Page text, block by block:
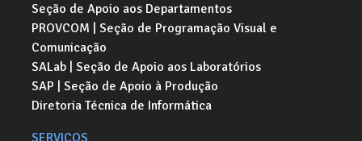
Seção de Apoio aos Departamentos
PROVCOM | Seção de Programação Visual e
Comunicação
SALab | Seção de Apoio aos Laboratórios
SAP | Seção de Apoio à Produção
Diretoria Técnica de Informática
SERVIÇOS